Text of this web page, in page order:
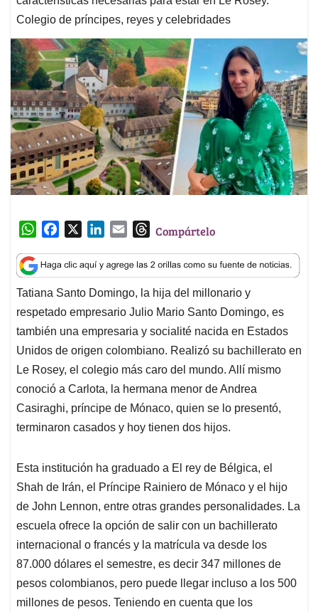
Colegio de príncipes, reyes y celebridades
W
a
t
s
A
p
p
c
e
b
o
o
k
n
k
e
d
I
n
a
i
l
T
r
e
a
d
s
Compártelo
Tatiana Santo Domingo, la hija del millonario y
respetado empresario Julio Mario Santo Domingo, es
también una empresaria y socialité nacida en Estados
Unidos de origen colombiano. Realizó su bachillerato en
Le Rosey, el colegio más caro del mundo. Allí mismo
conoció a Carlota, la hermana menor de Andrea
Casiraghi, príncipe de Mónaco, quien se lo presentó,
terminaron casados y hoy tienen dos hijos.
Esta institución ha graduado a El rey de Bélgica, el
Shah de Irán, el Príncipe Rainiero de Mónaco y el hijo
de John Lennon, entre otras grandes personalidades. La
escuela ofrece la opción de salir con un bachillerato
internacional o francés y la matrícula va desde los
87.000 dólares el semestre, es decir 347 millones de
pesos colombianos, pero puede llegar incluso a los 500
millones de pesos. Teniendo en cuenta que los